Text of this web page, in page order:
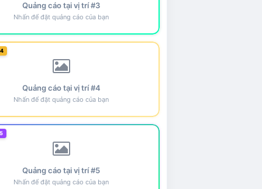
Quảng cáo tại vị trí #3
Nhấn để đặt quảng cáo của bạn
Quảng cáo tại vị trí #4
Nhấn để đặt quảng cáo của bạn
Quảng cáo tại vị trí #5
Nhấn để đặt quảng cáo của bạn